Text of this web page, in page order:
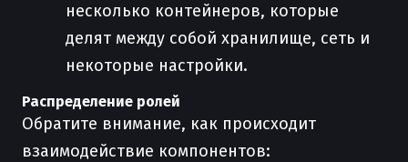
несколько контейнеров, которые
делят между собой хранилище, сеть и
некоторые настройки.
Распределение ролей
Обратите внимание, как происходит
взаимодействие компонентов: